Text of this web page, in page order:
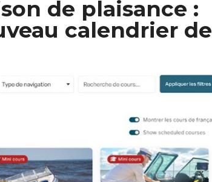
de plaisance :
calendrier de